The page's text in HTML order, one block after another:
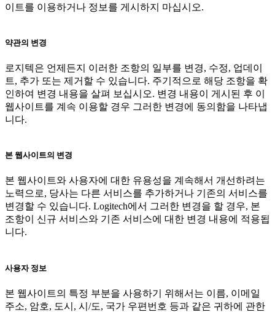
이트를 이용하거나 정보를 게시하지 마십시오.
약관의 변경
로지텍은 언제든지 이러한 조항의 일부를 변경, 수정, 업데이
트, 추가 또는 제거할 수 있습니다. 주기적으로 해당 조항을 확
인하여 변경 내용을 살펴 보십시오. 변경 내용이 게시된 후 이
웹사이트를 계속 이용할 경우 그러한 변경에 동의함을 나타냅
니다.
본 웹사이트의 변경
본 웹사이트와 사용자에 대한 유용성을 계속해서 개선하려는
노력으로, 당사는 다른 서비스를 추가하거나 기존의 서비스를
변경할 수 있습니다. Logitech에서 그러한 변경을 할 경우, 본
조항이 신규 서비스와 기존 서비스에 대한 변경 내용에 적용됩
니다.
사용자 정보
본 웹사이트의 특정 부분을 사용하기 위해서는 이름, 이메일
주소, 암호, 도시, 시/도, 국가 우편번호 등과 같은 귀하에 관한